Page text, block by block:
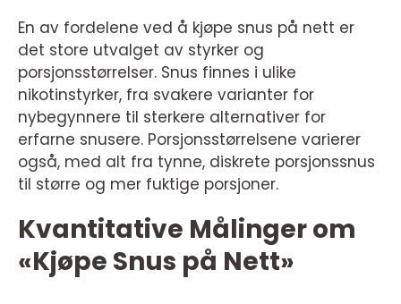
En av fordelene ved å kjøpe snus på nett er
det store utvalget av styrker og
porsjonsstørrelser. Snus finnes i ulike
nikotinstyrker, fra svakere varianter for
nybegynnere til sterkere alternativer for
erfarne snusere. Porsjonsstørrelsene varierer
også, med alt fra tynne, diskrete porsjonssnus
til større og mer fuktige porsjoner.
Kvantitative Målinger om
«Kjøpe Snus på Nett»